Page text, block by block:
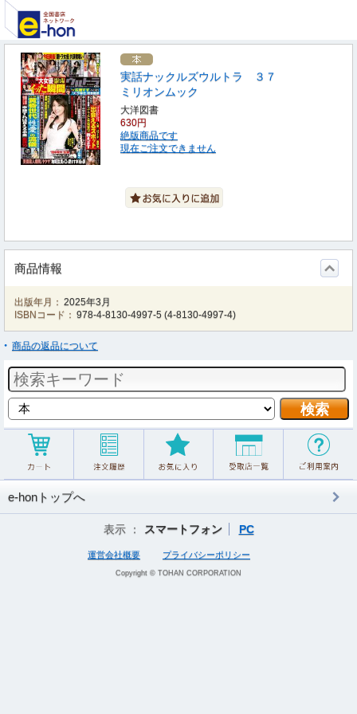
実話ナックルズウルトラ ３７
ミリオンムック
大洋図書
630円
絶版商品です
現在ご注文できません
商品情報
出版年月： 2025年3月
ISBNコード： 978-4-8130-4997-5 (4-8130-4997-4)
商品の返品について
e-honトップへ
表示 ： スマートフォン PC
運営会社概要 プライバシーポリシー
Copyright © TOHAN CORPORATION